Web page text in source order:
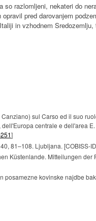
razlomljeni, nekateri do
pred darovanjem
in vzhodnem
sul Carso ed il suo
centrale e dell'area
]
81–108. Ljubljana. [COBISS-ID
Küstenlande. Mitteilungen
posamezne kovinske najdbe